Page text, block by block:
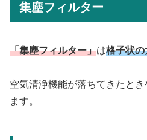
集塵フィルター
「集塵フィルター」は格子状の
空気清浄機能が落ちてきたと
ます。